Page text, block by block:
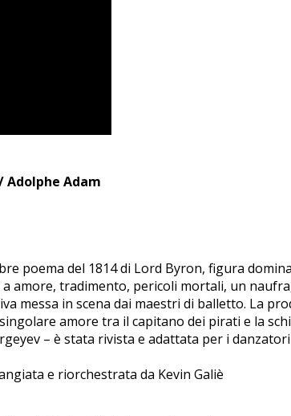
Adolphe Adam
poema del 1814 di Lord Byron, figura
amore, tradimento, pericoli mortali, un
messa in scena dai maestri di balletto. La
amore tra il capitano dei pirati e la
– è stata rivista e adattata per i
e riorchestrata da Kevin Galiè